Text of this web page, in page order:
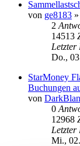
von ge8183 »
2
14513
Letzter
Do.,
StarMoney
Buchungen
von
0
12968
Letzter
Mi.,